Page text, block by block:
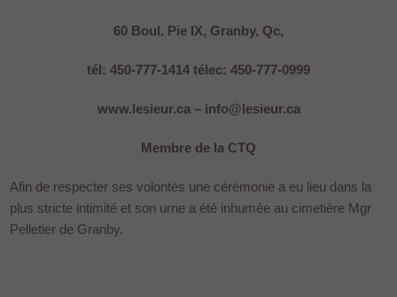
60 Boul. Pie IX, Granby, Qc,
tél: 450-777-1414 télec: 450-777-0999
www.lesieur.ca – info@lesieur.ca
Membre de la CTQ
Afin de respecter ses volontés une cérémonie a eu lieu dans la
plus stricte intimité et son urne a été inhumée au cimetière Mgr
Pelletier de Granby.